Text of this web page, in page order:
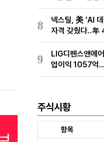
8
넥스틸, 美 'AI
자격 갖췄다‥年
유통망 구축
9
LIG디펜스앤에
업이익 1057억
주식시황
항목